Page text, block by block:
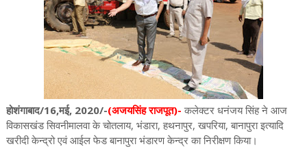
होशंगाबाद/16,मई, 2020/-(अजयसिंह राजपूत)- कलेक्टर धनंजय सिंह ने आज
विकासखंड सिवनीमालवा के चोतलाय, भंडारा, हथनापुर, खपरिया, बानापुरा इत्यादि
खरीदी केन्द्रो एवं आईल फेड बानापुरा भंडारण केन्द्र का निरीक्षण किया।